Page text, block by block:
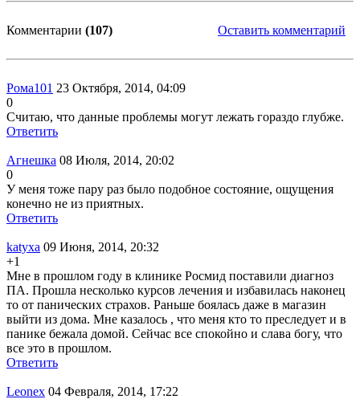
Оставить комментарий
Комментарии (107)
Рома101 23 Октября, 2014, 04:09
0
Считаю, что данные проблемы могут лежать гораздо глубже.
Ответить
Агнешка 08 Июля, 2014, 20:02
0
У меня тоже пару раз было подобное состояние, ощущения
конечно не из приятных.
Ответить
katyxa 09 Июня, 2014, 20:32
+1
Мне в прошлом году в клинике Росмид поставили диагноз
ПА. Прошла несколько курсов лечения и избавилась наконец
то от панических страхов. Раньше боялась даже в магазин
выйти из дома. Мне казалось , что меня кто то преследует и в
панике бежала домой. Сейчас все спокойно и слава богу, что
все это в прошлом.
Ответить
Leonex 04 Февраля, 2014, 17:22